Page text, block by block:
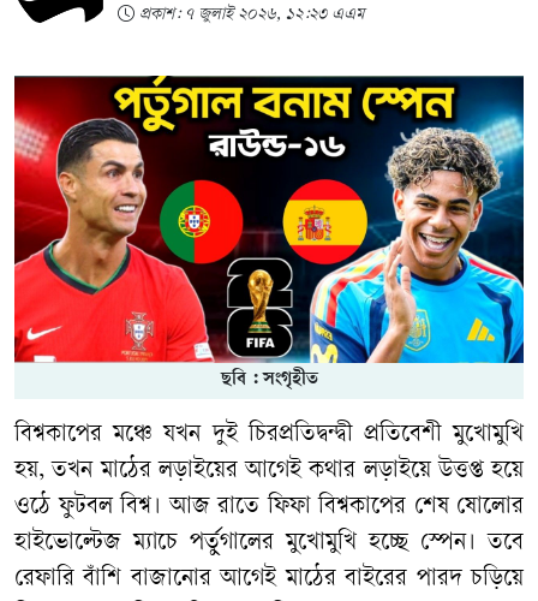
প্রকাশ: ৭ জুলাই ২০২৬, ১২:২৩ এএম
ছবি : সংগৃহীত
বিশ্বকাপের মঞ্চে যখন দুই চিরপ্রতিদ্বন্দ্বী প্রতিবেশী মুখোমুখি
হয়, তখন মাঠের লড়াইয়ের আগেই কথার লড়াইয়ে উত্তপ্ত হয়ে
ওঠে ফুটবল বিশ্ব। আজ রাতে ফিফা বিশ্বকাপের শেষ ষোলোর
হাইভোল্টেজ ম্যাচে পর্তুগালের মুখোমুখি হচ্ছে স্পেন। তবে
রেফারি বাঁশি বাজানোর আগেই মাঠের বাইরের পারদ চড়িয়ে